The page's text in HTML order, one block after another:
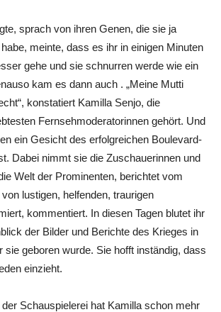
sprach von ihren Genen, die sie ja
meinte, dass es ihr in einigen Minuten
gehe und sie schnurren werde wie ein
kam es dann auch . „Meine Mutti
konstatiert Kamilla Senjo, die
Fernsehmoderatorinnen gehört. Und
ein Gesicht des erfolgreichen Boulevard-
Dabei nimmt sie die Zuschauerinnen und
Welt der Prominenten, berichtet vom
lustigen, helfenden, traurigen
kommentiert. In diesen Tagen blutet ihr
der Bilder und Berichte des Krieges in
sie geboren wurde. Sie hofft inständig, dass
einzieht.
Schauspielerei hat Kamilla schon mehr